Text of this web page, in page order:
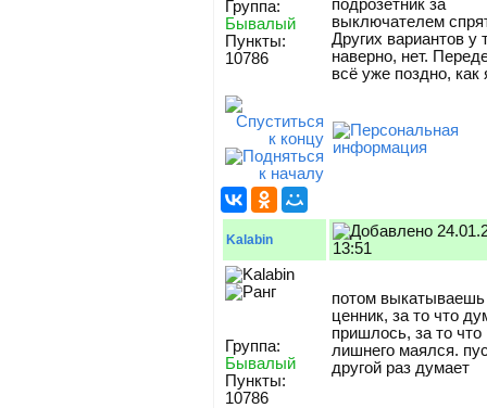
Группа:
Бывалый
Пункты:
10786
подрозетник за
выключателем
Других вариантов у
наверно, нет.
всё уже поздно, как
Kalabin
13:51
Группа:
Бывалый
Пункты:
10786
потом выкатываешь
ценник, за то что
пришлось, за то что
лишнего маялся.
другой раз думает